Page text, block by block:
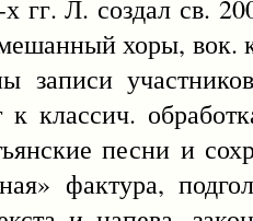
гг. Л. создал св.
хоры, вок.
записи
классич.
песни и
фактура,